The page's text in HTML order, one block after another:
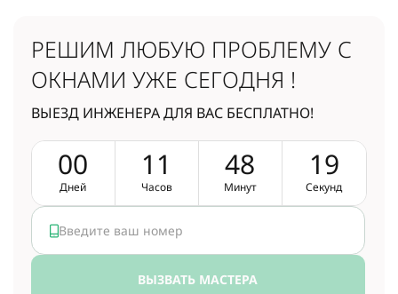
РЕШИМ ЛЮБУЮ ПРОБЛЕМУ С
ОКНАМИ УЖЕ СЕГОДНЯ !
ВЫЕЗД ИНЖЕНЕРА ДЛЯ ВАС БЕСПЛАТНО!
00
Дней
1 1
Часов
48
Минут
18
Секунд
ВЫЗВАТЬ МАСТЕРА